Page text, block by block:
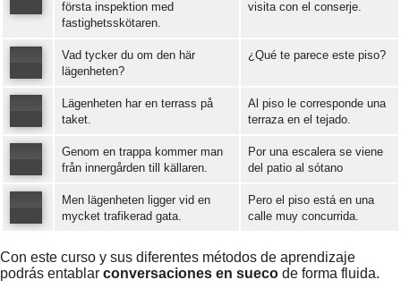
första inspektion med
fastighetsskötaren.
visita con el conserje.
Error loading: "https://www.idiomaspc.com/curso-aprender-sueco-avanzado/audio/4006.mp3"
Vad tycker du om den här
lägenheten?
¿Qué te parece este piso?
Error loading: "https://www.idiomaspc.com/curso-aprender-sueco-avanzado/audio/4007.mp3"
Lägenheten har en terrass på
taket.
Al piso le corresponde una
terraza en el tejado.
Error loading: "https://www.idiomaspc.com/curso-aprender-sueco-avanzado/audio/4008.mp3"
Genom en trappa kommer man
från innergården till källaren.
Por una escalera se viene
del patio al sótano
Men lägenheten ligger vid en
mycket trafikerad gata.
Pero el piso está en una
calle muy concurrida.
Con este curso y sus diferentes métodos de aprendizaje
podrás entablar conversaciones en sueco de forma fluida.